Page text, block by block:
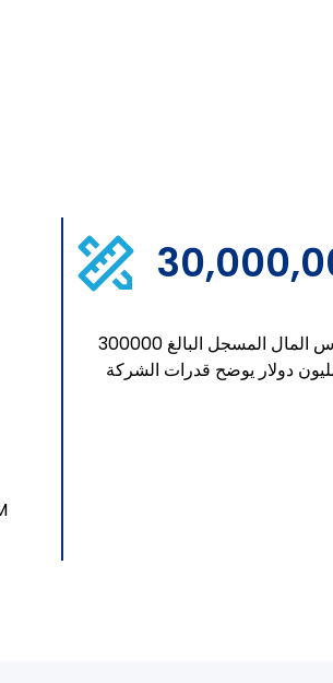
رأس المال المسجل البالغ 300000
دولار يوضح قدرات الشركة